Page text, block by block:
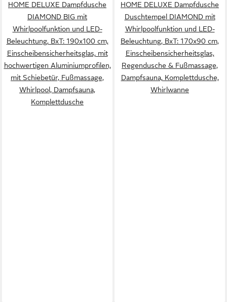
HOME DELUXE Dampfdusche
DIAMOND BIG mit
Whirlpoolfunktion und LED-
Beleuchtung, BxT: 190x100 cm,
Einscheibensicherheitsglas, mit
hochwertigen Aluminiumprofilen,
mit Schiebetür, Fußmassage,
Whirlpool, Dampfsauna,
Komplettdusche
HOME DELUXE Dampfdusche
Duschtempel DIAMOND mit
Whirlpoolfunktion und LED-
Beleuchtung, BxT: 170x90 cm,
Einscheibensicherheitsglas,
Regendusche & Fußmassage,
Dampfsauna, Komplettdusche,
Whirlwanne